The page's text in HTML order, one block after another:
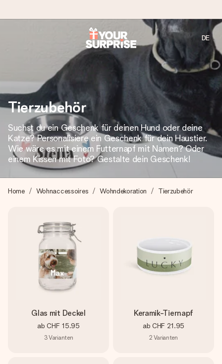
Heute bestellt, in 1 Werktag verschickt
Wir bereiten dein Geschenk sorgfältig vor und schicken es
blitzschnell – damit du es genau zum richtigen Zeitpunkt
überreichen kannst, wenn es am meisten zählt.
4,7 (basierend auf +15.000 Bewertungen)
Unsere Geschenke begeistern. Kunden bewerten uns mit
4,7 bei Google Reviews (Gesamtergebnis aller Länder, in
die wir versenden).
Erstelle etwas Einzigartiges in wenigen Schritten – mit
ihrem Namen, deinem Foto oder einer Nachricht von
Herzen. Kein Stress, nur pure Liebe für den perfekten
Moment.
DE
Tierzubehör
Suchst du ein Geschenk für deinen Hund oder deine
Katze? Personalisiere ein Geschenk für dein Haustier.
Wie wäre es mit einem Futternapf mit Namen? Oder
einem Kissen mit Foto? Gestalte dein Geschenk!
Home Wohnaccessoires Wohndekoration Tierzubehör
Glas mit Deckel
ab CHF 15.95
3Varianten
Keramik-Tiernapf
ab CHF 21.95
2 Varianten